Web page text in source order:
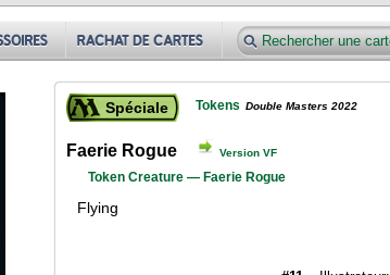
Spéciale Tokens Double Masters 2022
Faerie Rogue Version VF
Token Creature — Faerie Rogue
Flying